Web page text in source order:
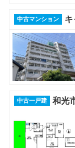
中古マンション
中古一戸建 和光